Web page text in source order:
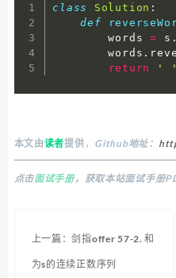
class Solution :
def
        words
= s .
        words
.
return
' '
本文由读者提供 ， Github地址：
点击面试手册，获取本站面试手册
上一篇：剑指offer 57-2. 和
为s的连续正数序列